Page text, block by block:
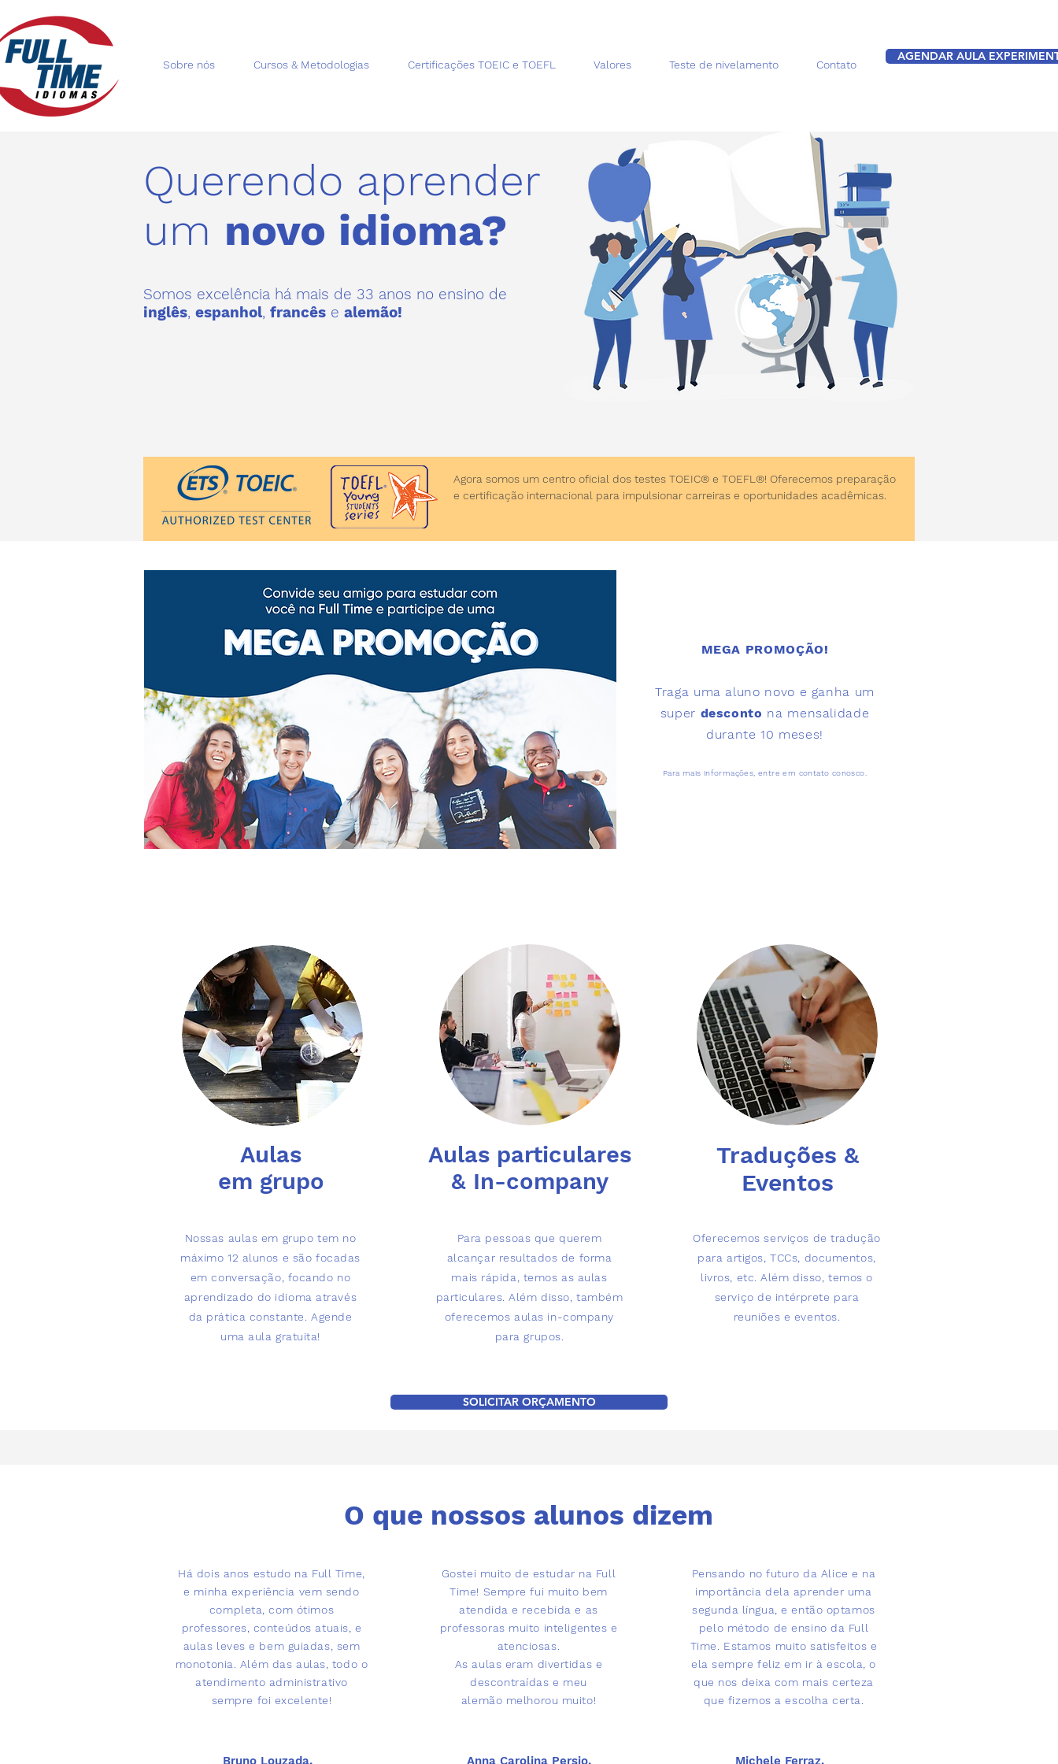
Sobre nós Cursos & Metodologias Certificações TOEIC e TOEFL Valores Teste de nivelamento Contato
AGENDAR AULA
Querendo aprender
um novo idioma?
Somos excelência há mais de 33 anos no ensino de
inglês, espanhol, francês e alemão!
Agora somos um centro oficial dos testes TOEIC® e TOEFL®! Oferecemos preparação
e certificação internacional para impulsionar carreiras e oportunidades acadêmicas.
MEGA PROMOÇÃO!
Traga uma aluno novo e ganha um
super desconto na mensalidade
durante 10 meses!
Para mais informações, entre em contato conosco.
Aulas
em grupo
Nossas aulas em grupo tem no
máximo 12 alunos e são focadas
em conversação, focando no
aprendizado do idioma através
da prática constante. Agende
uma aula gratuita!
Aulas particulares
& In-company
Para pessoas que querem
alcançar resultados de forma
mais rápida, temos as aulas
particulares. Além disso, também
oferecemos aulas in-company
para grupos.
Traduções &
Eventos
Oferecemos serviços de tradução
para artigos, TCCs, documentos,
livros, etc. Além disso, temos o
serviço de intérprete para
reuniões e eventos.
SOLICITAR ORÇAMENTO
O que nossos alunos dizem
Há dois anos estudo na Full Time,
e minha experiência vem sendo
completa, com ótimos
professores, conteúdos atuais, e
aulas leves e bem guiadas, sem
monotonia. Além das aulas, todo o
atendimento administrativo
sempre foi excelente!
Bruno Louzada,
Gostei muito de estudar na Full
Time! Sempre fui muito bem
atendida e recebida e as
professoras muito inteligentes e
atenciosas.
As aulas eram divertidas e
descontraídas e meu
alemão melhorou muito!
Anna Carolina Persio,
Pensando no futuro da Alice e na
importância dela aprender uma
segunda língua, e então optamos
pelo método de ensino da Full
Time. Estamos muito satisfeitos e
ela sempre feliz em ir à escola, o
que nos deixa com mais certeza
que fizemos a escolha certa.
Michele Ferraz,